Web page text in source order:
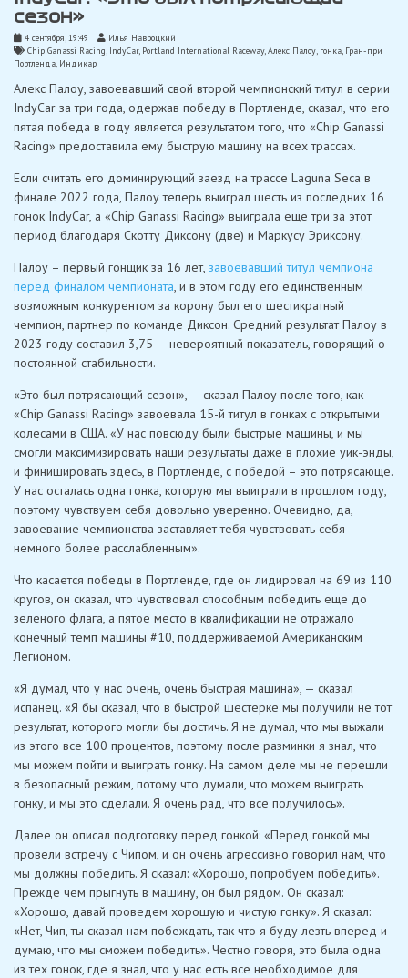
сезон»
4 сентября, 19:49
Илья Навроцкий
Chip Ganassi Racing IndyCar, Portland International Raceway, Алекс Палоу гонка Гран-при
Портленда Индикар
Алекс Палоу, завоевавший свой второй чемпионский титул в серии
IndyCar за три года, одержав победу в Портленде, сказал, что его
пятая победа в году является результатом того, что «Chip Ganassi
Racing» предоставила ему быструю машину на всех трассах.
Если считать его доминирующий заезд на трассе Laguna Seca в
финале 2022 года, Палоу теперь выиграл шесть из последних 16
гонок IndyCar, а «Chip Ganassi Racing» выиграла еще три за этот
период благодаря Скотту Диксону (две) и Маркусу Эриксону.
Палоу – первый гонщик за 16 лет, завоевавший титул чемпиона
перед финалом чемпионата , и в этом году его единственным
возможным конкурентом за корону был его шестикратный
чемпион, партнер по команде Диксон. Средний результат Палоу в
2023 году составил 3,75 — невероятный показатель, говорящий о
постоянной стабильности.
«Это был потрясающий сезон», — сказал Палоу после того, как
«Chip Ganassi Racing» завоевала 15-й титул в гонках с открытыми
колесами в США. «У нас повсюду были быстрые машины, и мы
смогли максимизировать наши результаты даже в плохие уик-энды,
и финишировать здесь, в Портленде, с победой – это потрясающе.
У нас осталась одна гонка, которую мы выиграли в прошлом году,
поэтому чувствуем себя довольно уверенно. Очевидно, да,
завоевание чемпионства заставляет тебя чувствовать себя
немного более расслабленным».
Что касается победы в Портленде, где он лидировал на 69 из 110
кругов, он сказал, что чувствовал способным победить еще до
зеленого флага, а пятое место в квалификации не отражало
конечный темп машины #10, поддерживаемой Американским
Легионом.
«Я думал, что у нас очень, очень быстрая машина», — сказал
испанец. «Я бы сказал, что в быстрой шестерке мы получили не тот
результат, которого могли бы достичь. Я не думал, что мы выжали
из этого все 100 процентов, поэтому после разминки я знал, что
мы можем пойти и выиграть гонку. На самом деле мы не перешли
в безопасный режим, потому что думали, что можем выиграть
гонку, и мы это сделали. Я очень рад, что все получилось».
Далее он описал подготовку перед гонкой: «Перед гонкой мы
провели встречу с Чипом, и он очень агрессивно говорил нам, что
мы должны победить. Я сказал: «Хорошо, попробуем победить».
Прежде чем прыгнуть в машину, он был рядом. Он сказал:
«Хорошо, давай проведем хорошую и чистую гонку». Я сказал:
«Нет, Чип, ты сказал нам побеждать, так что я буду лезть вперед и
думаю, что мы сможем победить». Честно говоря, это была одна
из тех гонок, где я знал, что у нас есть все необходимое для